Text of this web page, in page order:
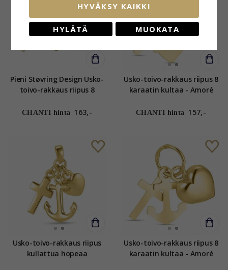
Pieni Støvring Design Usko-
toivo-rakkaus riipus 8
CHANTI hinta 163,-
Usko-toivo-rakkaus riipus 8
karaatin kultaa - Amoré
CHANTI hinta 157,-
Usko-toivo-rakkaus riipus
kullattua hopeaa
Usko-toivo-rakkaus riipus 8
karaatin kultaa - Amoré
HYVÄKSY KAIKKI
HYLÄTÄ MUOKATA